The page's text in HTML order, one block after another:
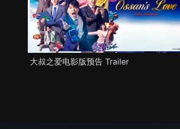
大叔之爱电影版预告 Trailer